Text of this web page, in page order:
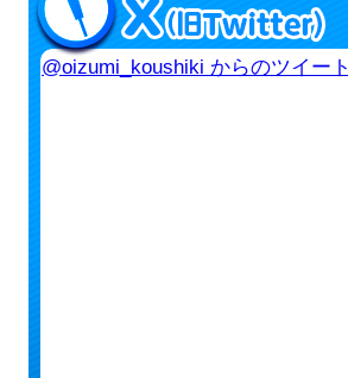
@oizumi_koushiki からのツイート